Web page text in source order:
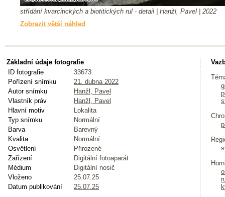
střídání kvarcitických a biotitických rul - detail | Hanžl, Pavel | 2022
Zobrazit větší náhled
Základní údaje fotografie
ID fotografie
33673
Pořízení snímku
21. dubna 2022
Autor snímku
Hanžl, Pavel
Vlastník práv
Hanžl, Pavel
Hlavní motiv
Lokalita
Typ snímku
Normální
Barva
Barevný
Kvalita
Normální
Osvětlení
Přirozené
Zařízení
Digitální fotoaparát
Médium
Digitální nosič
Vloženo
25.07.25
Datum publikování
25.07.25